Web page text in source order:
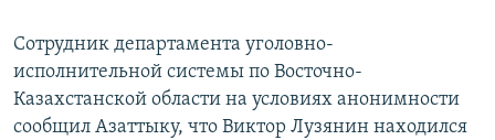
Сотрудник департамента уголовно-
исполнительной системы по Восточно-
Казахстанской области на условиях анонимности
сообщил Азаттыку, что Виктор Лузянин находился